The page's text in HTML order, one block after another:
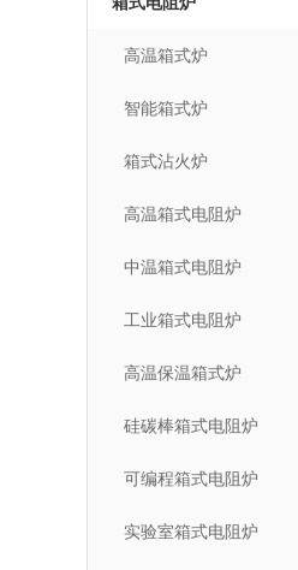
高温箱式炉
智能箱式炉
箱式沾火炉
高温箱式电阻炉
中温箱式电阻炉
工业箱式电阻炉
高温保温箱式炉
硅碳棒箱式电阻炉
可编程箱式电阻炉
实验室箱式电阻炉